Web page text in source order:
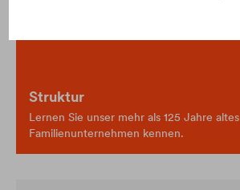
Struktur
Lernen Sie unser mehr als 125 Jahre altes
Familienunternehmen kennen.